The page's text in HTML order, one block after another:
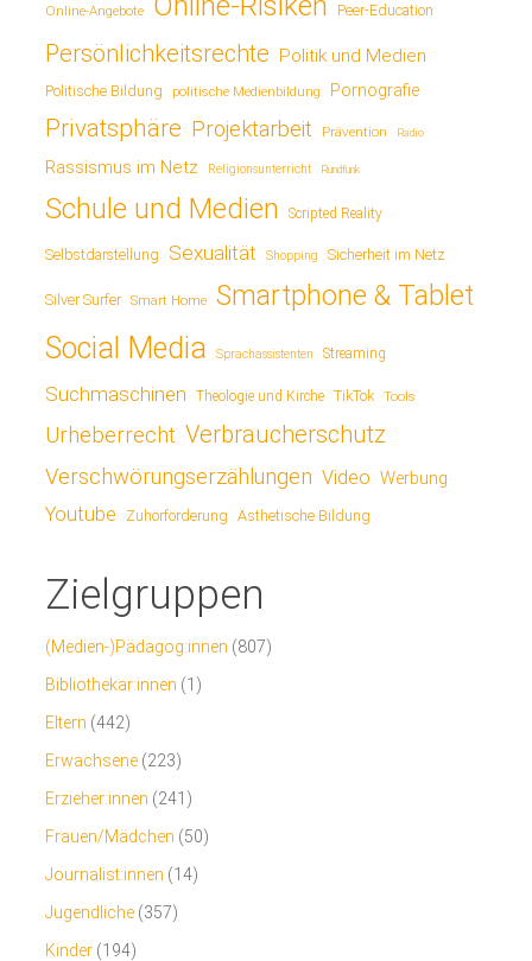
Online-Angebote Peer-Education
Persönlichkeitsrechte Politik und Medien
Politische Bildung politische Medienbildung Pornografie
Privatsphäre Projektarbeit Prävention Radio
Rassismus im Netz Religionsunterricht Rundfunk
Schule und Medien Scripted Reality
Selbstdarstellung Sexualität Shopping Sicherheit im Netz
Silver Surfer Smart Home Smartphone & Tablet
Social Media Sprachassistenten Streaming
Suchmaschinen Theologie und Kirche TikTok Tools
Urheberrecht Verbraucherschutz
Verschwörungserzählungen Video Werbung
Youtube Zuhörförderung Ästhetische Bildung
Zielgruppen
(Medien-)Pädagog:innen (807)
Bibliothekar:innen (1)
Eltern (442)
Erwachsene (223)
Erzieher:innen (241)
Frauen/Mädchen (50)
Journalist:innen (14)
Jugendliche (357)
Kinder (194)